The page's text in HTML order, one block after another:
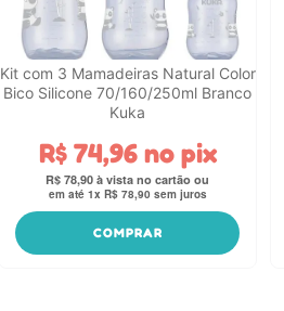
Kit com 3 Mamadeiras Natural Color
Bico Silicone 70/160/250ml Branco
Kuka
R$ 74,96no pix
R$ 78,90
em até 1x R$ 78,90 sem juros
COMPRAR